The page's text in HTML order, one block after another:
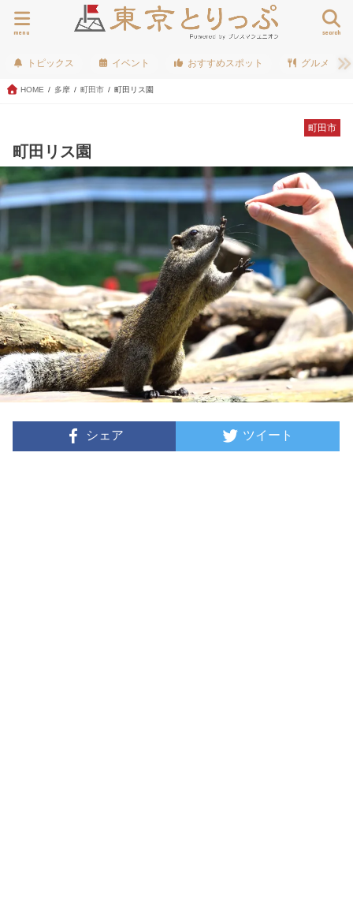
search
menu
トピックス イベント おすすめスポット グルメ
HOME 多摩 町田市 町田リス園
町田市
町田リス園
シェア ツイート